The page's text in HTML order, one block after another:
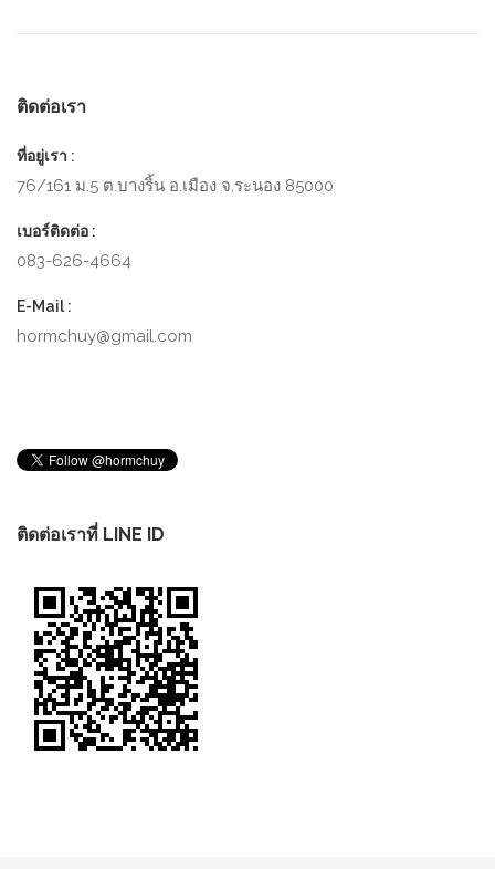
ติดต่อเรา
ที่อยู่เรา :
76/161​ ม.5​ ต.บางริ้น​ อ.เมือง​ จ.ระนอง​ 85000​
เบอร์ติดต่อ :
083-626-4664
E-Mail :
hormchuy@gmail.com
ติดต่อเราที่ LINE ID